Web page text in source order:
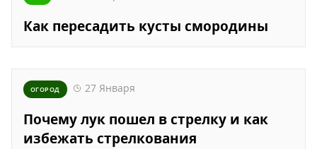
Как пересадить кусты смородины
ОГОРОД 27 Января
Почему лук пошел в стрелку и как
избежать стрелкования